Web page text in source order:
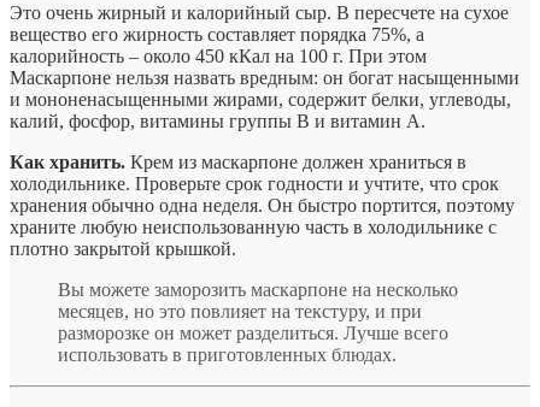
Это очень жирный и калорийный сыр. В пересчете на сухое
вещество его жирность составляет порядка 75%, а
калорийность – около 450 кКал на 100 г. При этом
Маскарпоне нельзя назвать вредным: он богат насыщенными
и мононенасыщенными жирами, содержит белки, углеводы,
калий, фосфор, витамины группы В и витамин А.
Как хранить. Крем из маскарпоне должен храниться в
холодильнике. Проверьте срок годности и учтите, что срок
хранения обычно одна неделя. Он быстро портится, поэтому
храните любую неиспользованную часть в холодильнике с
плотно закрытой крышкой.
Вы можете заморозить маскарпоне на несколько
месяцев, но это повлияет на текстуру, и при
разморозке он может разделиться. Лучше всего
использовать в приготовленных блюдах.